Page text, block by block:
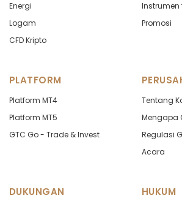
CHFZAR in points
CNHJPY
DKKSEK in points
in points
Energi
Logam
CFD Kripto
Promosi
PLATFORM
Platform MT4
Platform MT5
GTC Go - Trade & Invest
Tentang
Mengapa
Regulasi
Acara
DUKUNGAN HUKUM